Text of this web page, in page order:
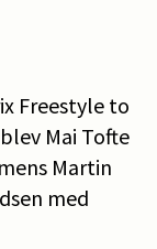
Freestyle to
Mai Tofte
Martin
med